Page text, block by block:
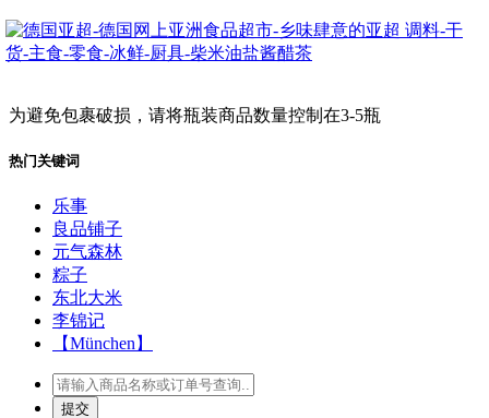
为避免包裹破损，请将瓶装商品数量控制在3-5瓶
热门关键词
乐事
良品铺子
元气森林
粽子
东北大米
李锦记
【München】